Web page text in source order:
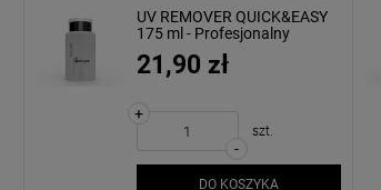
UV REMOVER QUICK&EASY
175 ml - Profesjonalny
zmywacz do lakieru
hybrydowego MOLLON
21,90 zł
-
+
szt.
DO KOSZYKA